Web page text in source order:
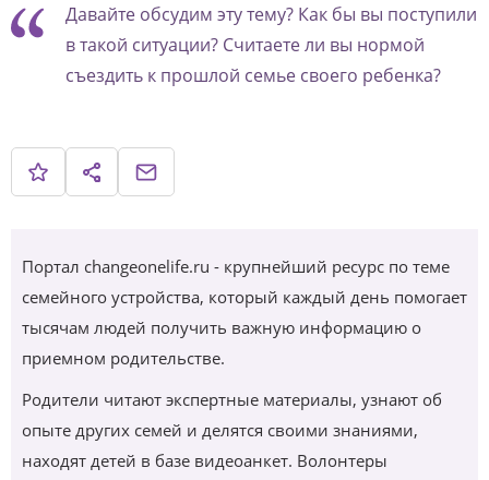
Давайте обсудим эту тему? Как бы вы поступили
в такой ситуации? Считаете ли вы нормой
съездить к прошлой семье своего ребенка?
Портал changeonelife.ru - крупнейший ресурс по теме
семейного устройства, который каждый день помогает
тысячам людей получить важную информацию о
приемном родительстве.
Родители читают экспертные материалы, узнают об
опыте других семей и делятся своими знаниями,
находят детей в базе видеоанкет. Волонтеры